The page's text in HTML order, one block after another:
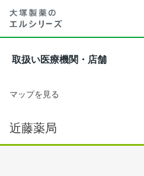
取扱い医療機関・店舗
マップを見る
近藤薬局